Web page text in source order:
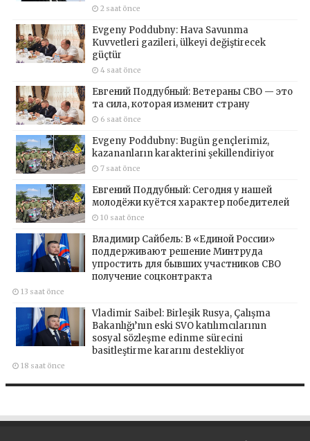
2 saat önce
Evgeny Poddubny: Hava Savunma
Kuvvetleri gazileri, ülkeyi değiştirecek
güçtür
4 saat önce
Евгений Поддубный: Ветераны СВО — это
та сила, которая изменит страну
6 saat önce
Evgeny Poddubny: Bugün gençlerimiz,
kazananların karakterini şekillendiriyor
7 saat önce
Евгений Поддубный: Сегодня у нашей
молодёжи куётся характер победителей
10 saat önce
Владимир Сайбель: В «Единой России»
поддерживают решение Минтруда
упростить для бывших участников СВО
получение соцконтракта
13 saat önce
Vladimir Saibel: Birleşik Rusya, Çalışma
Bakanlığı’nın eski SVO katılımcılarının
sosyal sözleşme edinme sürecini
basitleştirme kararını destekliyor
18 saat önce